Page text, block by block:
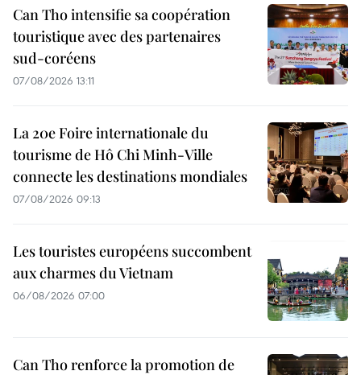
Can Tho intensifie sa coopération
touristique avec des partenaires
sud-coréens
07/08/2026 13:11
La 20e Foire internationale du
tourisme de Hô Chi Minh-Ville
connecte les destinations mondiales
07/08/2026 09:13
Les touristes européens succombent
aux charmes du Vietnam
06/08/2026 07:00
Can Tho renforce la promotion de